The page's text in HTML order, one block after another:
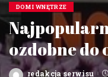
DOM I WNĘTRZE
ozdobne do
redakcja serwisu